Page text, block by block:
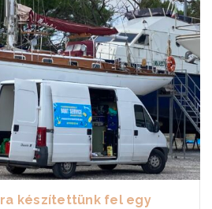
készítettünk fel egy